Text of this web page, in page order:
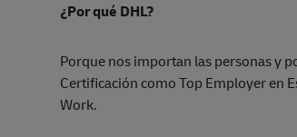
¿Por qué DHL?
Porque nos importan las personas y
Certificación como Top Employer en
Work.